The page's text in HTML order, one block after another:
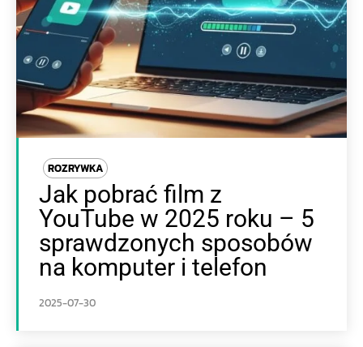
ROZRYWKA
Jak pobrać film z
YouTube w 2025 roku – 5
sprawdzonych sposobów
na komputer i telefon
2025-07-30